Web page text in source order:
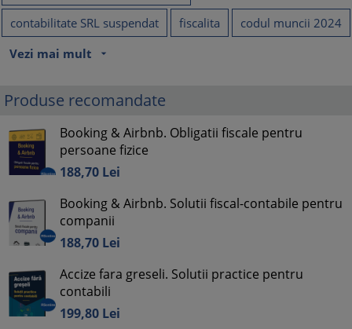
contabilitate SRL suspendat
fiscalita
codul muncii 2024
Vezi mai mult
arrow_drop_down
Produse recomandate
Booking & Airbnb. Obligatii fiscale pentru
persoane fizice
188,70 Lei
Booking & Airbnb. Solutii fiscal-contabile pentru
companii
188,70 Lei
Accize fara greseli. Solutii practice pentru
contabili
199,80 Lei